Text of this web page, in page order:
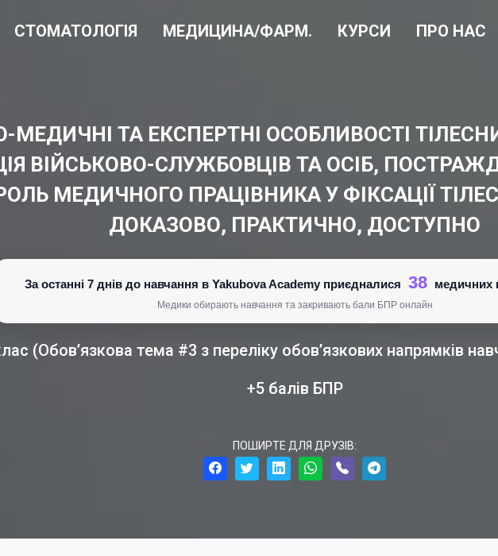
СТОМАТОЛОГІЯ МЕДИЦИНА/ФАРМ. КУРСИ ПРО НАС
МЕДИЧНІ ТА ЕКСПЕРТНІ ОСОБЛИВОСТІ
ВІЙСЬКОВО-СЛУЖБОВЦІВ ТА ОСІБ,
РОЛЬ МЕДИЧНОГО ПРАЦІВНИКА У ФІКСАЦІЇ
ДОКАЗОВО, ПРАКТИЧНО, ДОСТУПНО
За останні 7 днів до навчання в Yakubova Academy приєдналися 38 медичних
Медики обирають навчання та закривають бали БПР онлайн
(Обовʼязкова тема #3 з переліку обов’язкових напрямків
+5 балів БПР
ПОШИРТЕ ДЛЯ ДРУЗІВ: